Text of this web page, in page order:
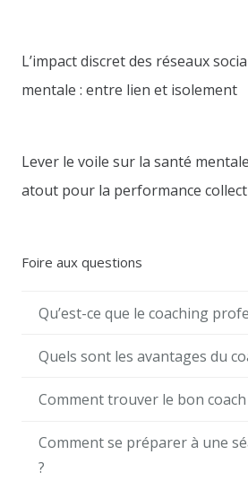
L’impact discret des réseaux
mentale : entre lien et isolement
Lever le voile sur la santé
atout pour la performance
Foire aux questions
Qu’est-ce que le coaching
Quels sont les avantages du
Comment trouver le bon
Comment se préparer à une
?